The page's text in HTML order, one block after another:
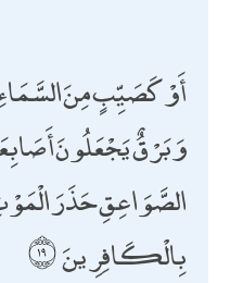
أَوْ كَصَيِّبٍ مِنَ
وَبَرْقٌ يَجْعَلُونَ
الصَّوَاعِقِ حَذَرَ
بِالْكَافِرِينَ